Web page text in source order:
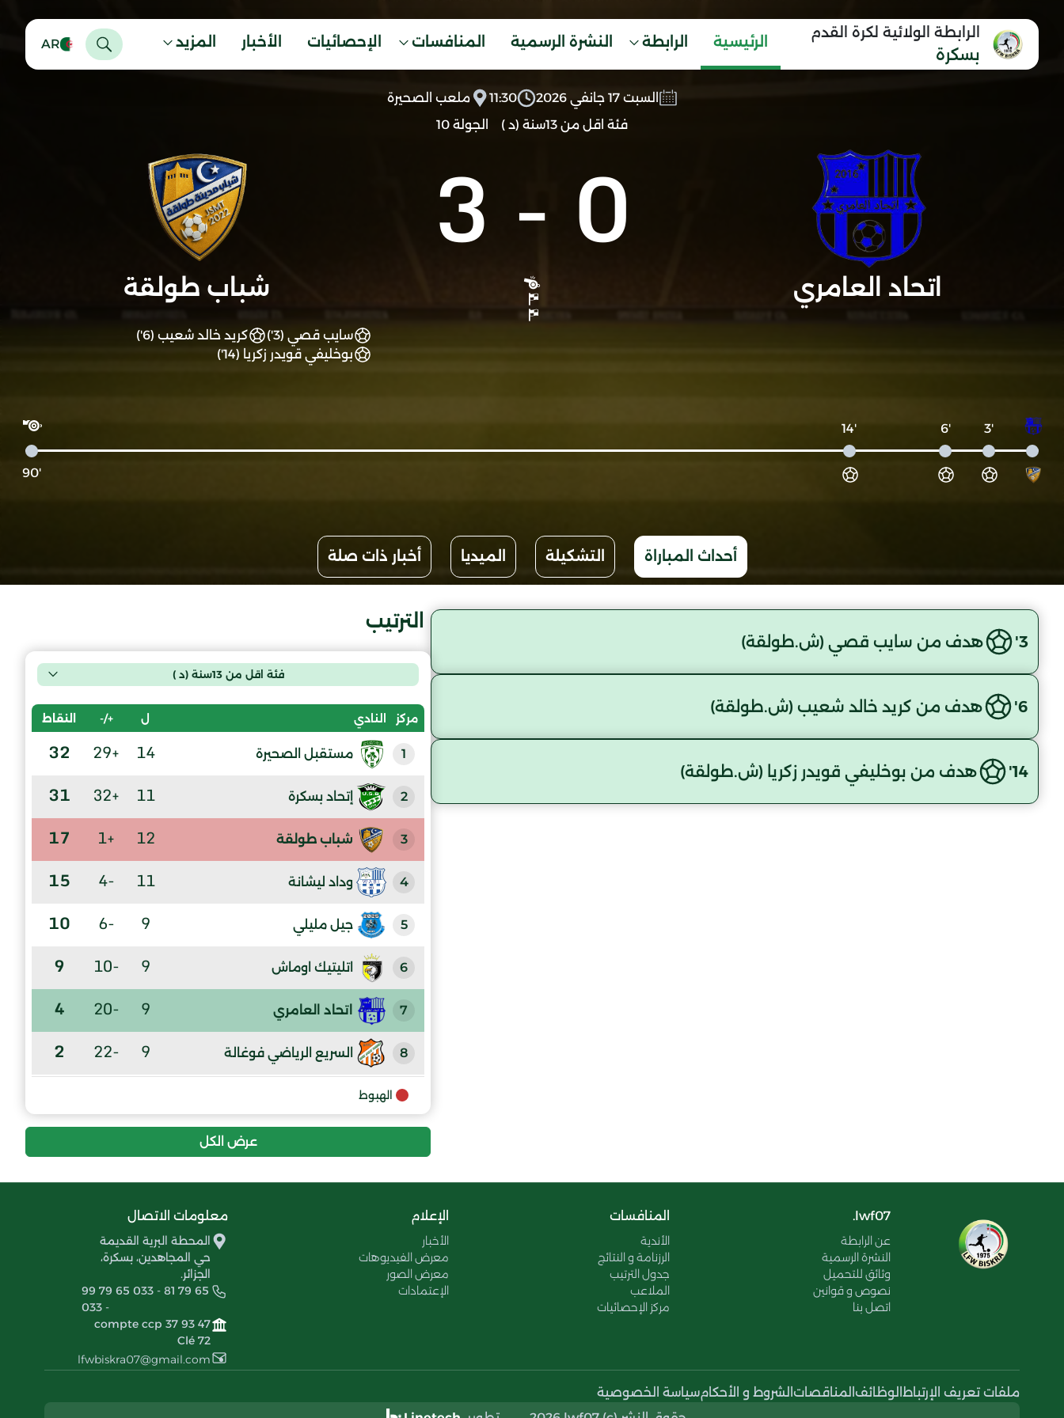
الرابطة الولائية لكرة القدم
بسكرة
الرئيسية الرابطة النشرة الرسمية المنافسات الإحصائيات الأخبار المزيد AR
السبت 17 جانفي 2026 11:30
ملعب الصحيرة
فئة اقل من 13سنة (د )
الجولة 10
اتحاد العامري
0
-
3
شباب طولقة
سايب قصي (3')
كريد خالد شعيب (6')
بوخليفي قويدر زكريا (14')
'3
'6
'14
'90
أحداث المباراة التشكيلة الميديا أخبار ذات صلة
3' هدف من سايب قصي (ش.طولقة)
6' هدف من كريد خالد شعيب (ش.طولقة)
14' هدف من بوخليفي قويدر زكريا (ش.طولقة)
الترتيب
فئة اقل من 13سنة (د )
مركز النادي ل +/- النقاط
1 مستقبل الصحيرة 14
+29
32
2 إتحاد بسكرة 11
+32
31
3 شباب طولقة 12
+1
17
4 وداد ليشانة 11
-4
15
5 جيل مليلي 9
-6
10
6 اتليتيك اوماش 9
-10
9
7 اتحاد العامري 9
-20
4
8 السريع الرياضي فوغالة 9
-22
2
9 الهبوط
عرض الكل
lwf07.
عن الرابطة
النشرة الرسمية
وثائق للتحميل
نصوص و قوانين
اتصل بنا
المنافسات
الأندية
الرزنامة و النتائج
جدول الترتيب
الملاعب
مركز الإحصائيات
الإعلام
الأخبار
معرض الفيديوهات
معرض الصور
الإعتمادات
معلومات الاتصال
المحطة البرية القديمة
حي المجاهدين، بسكرة،
الجزائر.
99 79 65 033 - 81 79 65
033 -
compte ccp 37 93 47
Clé 72
lfwbiskra07@gmail.com
ملفات تعريف الإرتباط الوظائف المناقصات الشروط و الأحكامسياسة الخصوصية